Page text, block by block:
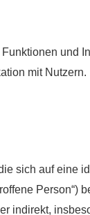
und
mit Nutzern.
sich auf eine
Person“)
indirekt,